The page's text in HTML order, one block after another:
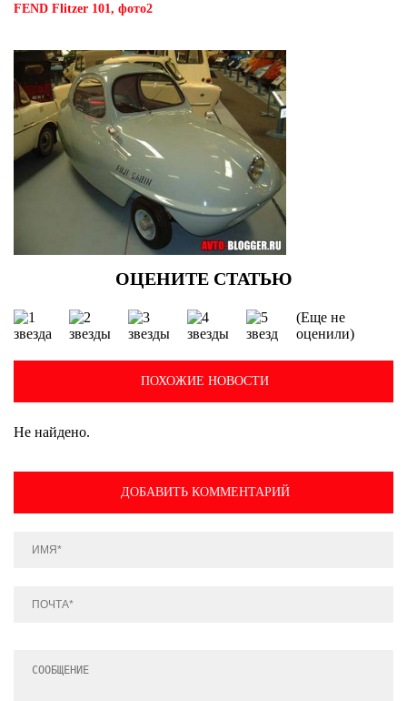
FEND Flitzer 101, фото2
(Еще не
оценили)
ПОХОЖИЕ НОВОСТИ
Не найдено.
ДОБАВИТЬ КОММЕНТАРИЙ